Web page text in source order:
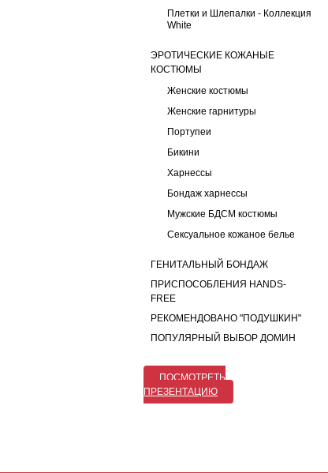
Плетки и Шлепалки - Коллекция
White
ЭРОТИЧЕСКИЕ КОЖАНЫЕ
КОСТЮМЫ
Женские костюмы
Женские гарнитуры
Портупеи
Бикини
Харнессы
Бондаж харнессы
Мужские БДСМ костюмы
Сексуальное кожаное белье
ГЕНИТАЛЬНЫЙ БОНДАЖ
ПРИСПОСОБЛЕНИЯ HANDS-
FREE
РЕКОМЕНДОВАНО "ПОДУШКИН"
ПОПУЛЯРНЫЙ ВЫБОР ДОМИН
ПОСМОТРЕТЬ
ПРЕЗЕНТАЦИЮ